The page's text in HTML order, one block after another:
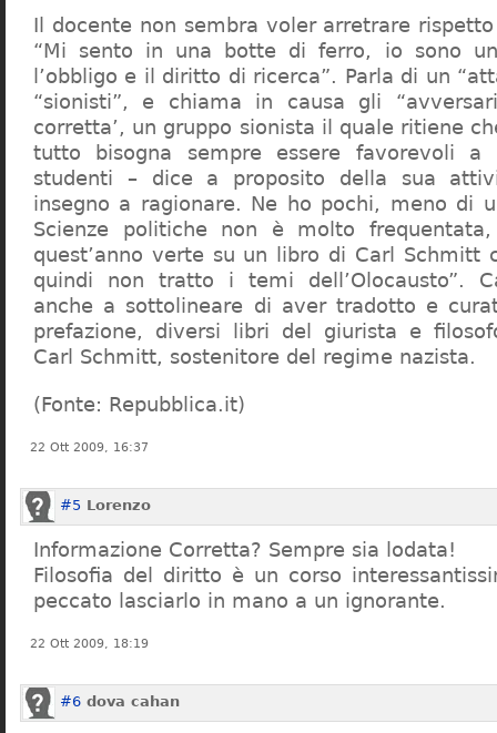
Il docente non sembra voler arretrare
“Mi sento in una botte di ferro, io sono
l’obbligo e il diritto di ricerca”. Parla di un
“sionisti”, e chiama in causa gli
corretta’, un gruppo sionista il quale ritiene
tutto bisogna sempre essere favorevoli a
studenti – dice a proposito della sua
insegno a ragionare. Ne ho pochi, meno di
Scienze politiche non è molto
quest’anno verte su un libro di Carl Schmitt
quindi non tratto i temi dell’Olocausto”.
anche a sottolineare di aver tradotto e
prefazione, diversi libri del giurista e
Carl Schmitt, sostenitore del regime nazista.
(Fonte: Repubblica.it)
22 Ott 2009, 16:37
#5 Lorenzo
Informazione Corretta? Sempre sia lodata!
Filosofia del diritto è un corso
peccato lasciarlo in mano a un ignorante.
22 Ott 2009, 18:19
#6 dova cahan